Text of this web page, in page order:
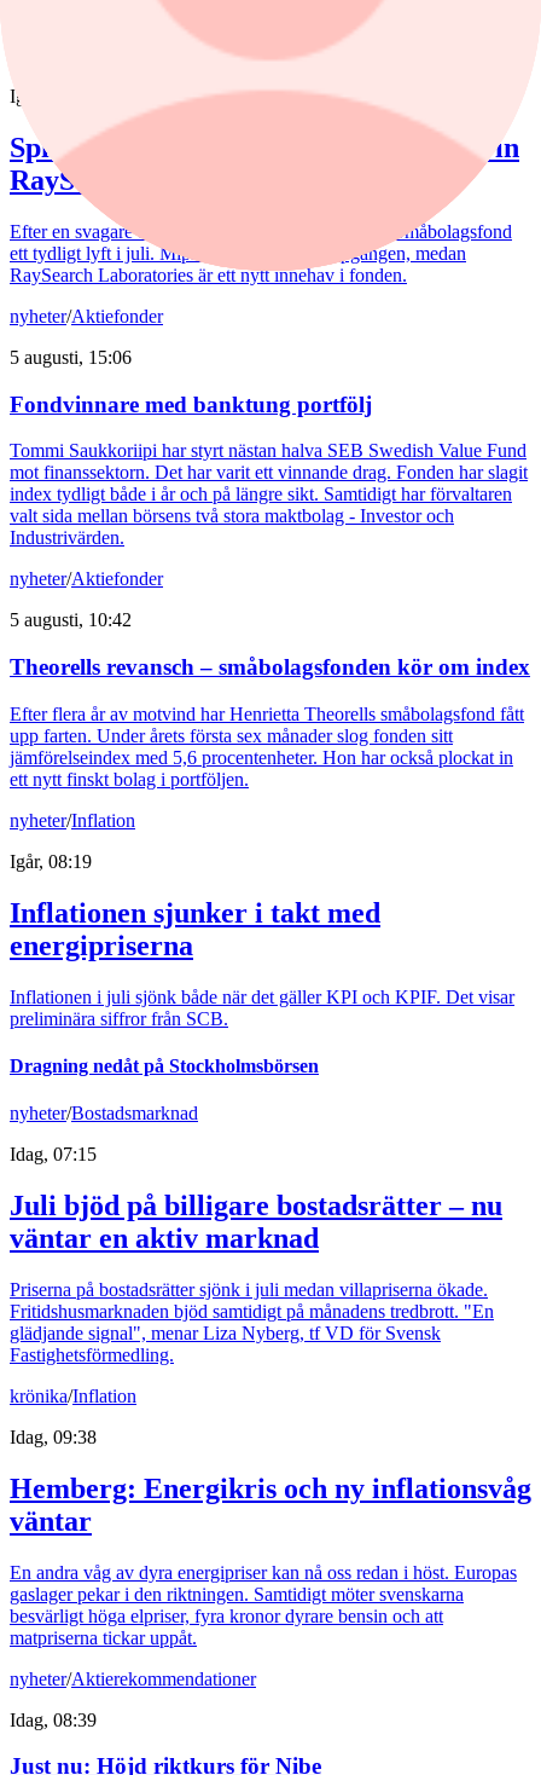
Spiltan Småbolagsfond
Igår, 14:51
Spiltan Småbolagsfond lyfte i juli – tar in
RaySearch
Efter en svagare utveckling hittills i år fick Spiltan Småbolagsfond
ett tydligt lyft i juli. Mips bidrog mest till uppgången, medan
RaySearch Laboratories är ett nytt innehav i fonden.
nyheter/Aktiefonder
5 augusti, 15:06
Fondvinnare med banktung portfölj
Tommi Saukkoriipi har styrt nästan halva SEB Swedish Value Fund
mot finanssektorn. Det har varit ett vinnande drag. Fonden har slagit
index tydligt både i år och på längre sikt. Samtidigt har förvaltaren
valt sida mellan börsens två stora maktbolag - Investor och
Industrivärden.
nyheter/Aktiefonder
5 augusti, 10:42
Theorells revansch – småbolagsfonden kör om index
Efter flera år av motvind har Henrietta Theorells småbolagsfond fått
upp farten. Under årets första sex månader slog fonden sitt
jämförelseindex med 5,6 procentenheter. Hon har också plockat in
ett nytt finskt bolag i portföljen.
nyheter/Inflation
Igår, 08:19
Inflationen sjunker i takt med
energipriserna
Inflationen i juli sjönk både när det gäller KPI och KPIF. Det visar
preliminära siffror från SCB.
Dragning nedåt på Stockholmsbörsen
nyheter/Bostadsmarknad
Idag, 07:15
Juli bjöd på billigare bostadsrätter – nu
väntar en aktiv marknad
Priserna på bostadsrätter sjönk i juli medan villapriserna ökade.
Fritidshusmarknaden bjöd samtidigt på månadens tredbrott. "En
glädjande signal", menar Liza Nyberg, tf VD för Svensk
Fastighetsförmedling.
krönika/Inflation
Idag, 09:38
Hemberg: Energikris och ny inflationsvåg
väntar
En andra våg av dyra energipriser kan nå oss redan i höst. Europas
gaslager pekar i den riktningen. Samtidigt möter svenskarna
besvärligt höga elpriser, fyra kronor dyrare bensin och att
matpriserna tickar uppåt.
nyheter/Aktierekommendationer
Idag, 08:39
Just nu: Höjd riktkurs för Nibe